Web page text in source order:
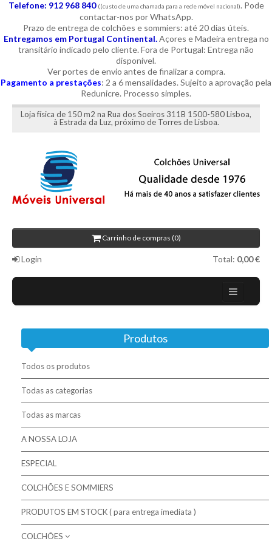
Telefone: 912 968 840 ((custo de uma chamada para a rede móvel nacional). Pode
contactar-nos por WhatsApp.
Prazo de entrega de colchões e sommiers: até 20 dias úteis.
Entregamos em Portugal Continental.Açores e Madeira entrega no
transitário indicado pelo cliente. Fora de Portugal: Entrega não
disponível.
Ver portes de envio antes de finalizar a compra.
Pagamento a prestações: 2 a 6 mensalidades. Sujeito a aprovação pela
Redunicre. Processo simples.
Loja física de 150 m2 na Rua dos Soeiros 311B 1500-580 Lisboa,
à Estrada da Luz, próximo de Torres de Lisboa.
Carrinho de compras (0)
Login Total: 0,00 €
Campanhas
Mobiliário Moderno
Contactos
Colchões / Matelas / Mattesses
Bases / Sommiers
Cabeceiras
Complementos para descanso
Produtos
Todos os produtos
Todas as categorias
Todas as marcas
A NOSSA LOJA
ESPECIAL
COLCHÕES E SOMMIERS
PRODUTOS EM STOCK ( para entrega imediata )
COLCHÕES